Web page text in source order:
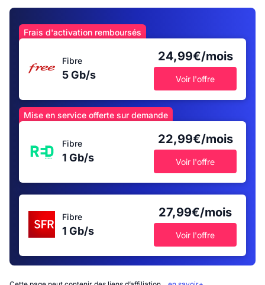
Frais d'activation remboursés
Fibre
5 Gb/s
24,99€/mois
Voir l'offre
Mise en service offerte sur demande
Fibre
1 Gb/s
22,99€/mois
Voir l'offre
Fibre
1 Gb/s
27,99€/mois
Voir l'offre